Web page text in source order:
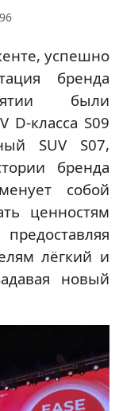
успешно
бренда
были
D-класса S09
SUV S07,
бренда
собой
ценностям
лёгкий и
новый